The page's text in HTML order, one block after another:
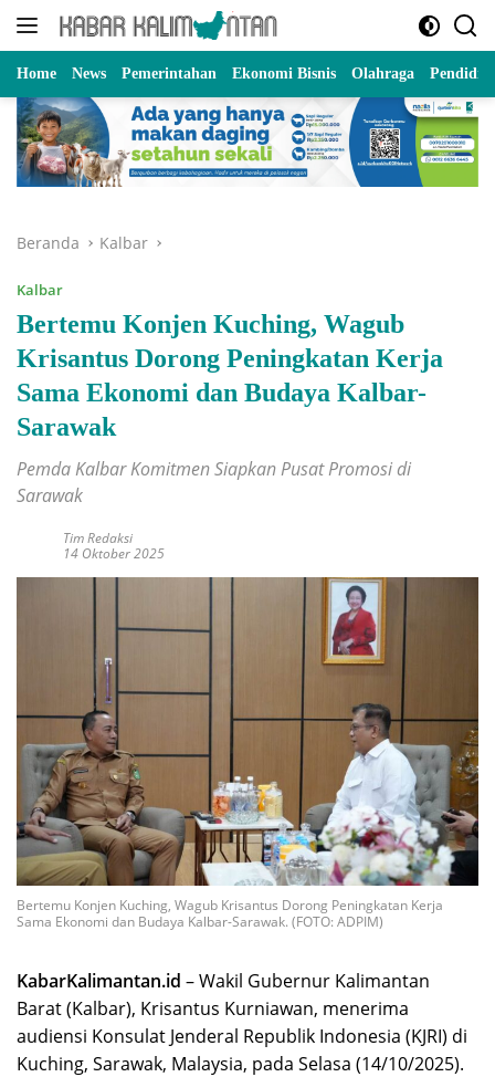
Langsung
Home News Pemerintahan Ekonomi Bisnis Olahraga
Beranda Kalbar
Kalbar
Bertemu Konjen Kuching, Wagub
Krisantus Dorong Peningkatan Kerja
Sama Ekonomi dan Budaya Kalbar-
Sarawak
Pemda Kalbar Komitmen Siapkan Pusat Promosi di
Sarawak
Tim Redaksi
14 Oktober 2025
Bertemu Konjen Kuching, Wagub Krisantus Dorong Peningkatan Kerja
Sama Ekonomi dan Budaya Kalbar-Sarawak. (FOTO: ADPIM)
KabarKalimantan.id – Wakil Gubernur Kalimantan
Barat (Kalbar), Krisantus Kurniawan, menerima
audiensi Konsulat Jenderal Republik Indonesia (KJRI) di
Kuching, Sarawak, Malaysia, pada Selasa (14/10/2025).